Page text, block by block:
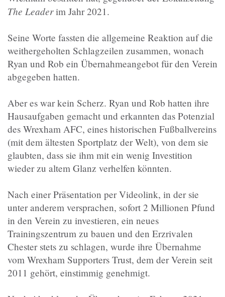
The Leaderim Jahr 2021.
Seine Worte fassten die allgemeine Reaktion auf die
weithergeholten Schlagzeilen zusammen, wonach
Ryan und Rob ein Übernahmeangebot für den Verein
abgegeben hatten.
Aber es war kein Scherz. Ryan und Rob hatten ihre
Hausaufgaben gemacht und erkannten das Potenzial
des Wrexham AFC, eines historischen Fußballvereins
(mit dem ältesten Sportplatz der Welt), von dem sie
glaubten, dass sie ihm mit ein wenig Investition
wieder zu altem Glanz verhelfen könnten.
Nach einer Präsentation per Videolink, in der sie
unter anderem versprachen, sofort 2 Millionen Pfund
in den Verein zu investieren, ein neues
Trainingszentrum zu bauen und den Erzrivalen
Chester stets zu schlagen, wurde ihre Übernahme
vom Wrexham Supporters Trust, dem der Verein seit
2011 gehört, einstimmig genehmigt.